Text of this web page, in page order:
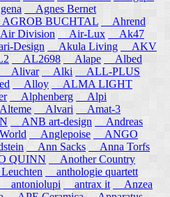
Agnes Bernet
BUCHTAL
Ahrend
Division Air-Lux
Ak47
Design Akula Living
AKV
AL2698 Alape
Albed
Alivar Alki
ALL-PLUS
Alloy
ALMA LIGHT
Alphenberg
Alpi
Alvari
Amat-3
ANB art-design
Andreas
Anglepoise
ANGO
Ann Sacks
Anna Torfs
QUINN
Another Country
anthologie quartett
antoniolupi antrax it
Anzea